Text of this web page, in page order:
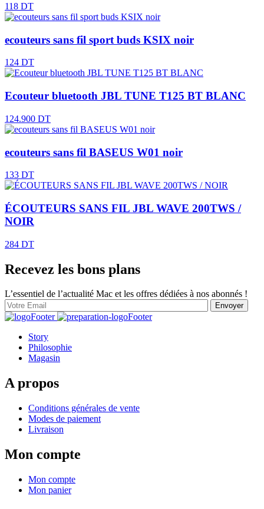
118 DT
ecouteurs sans fil sport buds KSIX noir
124 DT
Ecouteur bluetooth JBL TUNE T125 BT BLANC
124.900 DT
ecouteurs sans fil BASEUS W01 noir
133 DT
ÉCOUTEURS SANS FIL JBL WAVE 200TWS /
NOIR
284 DT
Recevez les bons plans
L’essentiel de l’actualité Mac et les offres dédiées à nos abonnés !
Story
Philosophie
Magasin
A propos
Conditions générales de vente
Modes de paiement
Livraison
Mon compte
Mon compte
Mon panier